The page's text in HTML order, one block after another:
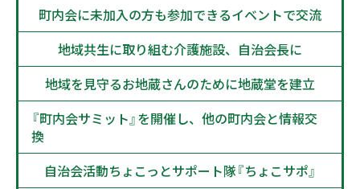
町内会に未加入の方も参加できるイベントで交流
地域共生に取り組む介護施設、自治会長に
地域を見守るお地蔵さんのために地蔵堂を建立
『町内会サミット』を開催し、他の町内会と情報交
換
自治会活動ちょこっとサポート隊『ちょこサポ』